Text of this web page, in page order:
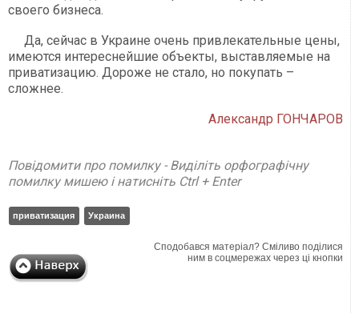
своего бизнеса.
Да, сейчас в Украине очень привлекательные цены,
имеются интереснейшие объекты, выставляемые на
приватизацию. Дороже не стало, но покупать –
сложнее.
Александр ГОНЧАРОВ
Повідомити про помилку - Виділіть орфографічну
помилку мишею і натисніть Ctrl + Enter
приватизация Украина
Сподобався матеріал? Сміливо поділися
ним в соцмережах через ці кнопки